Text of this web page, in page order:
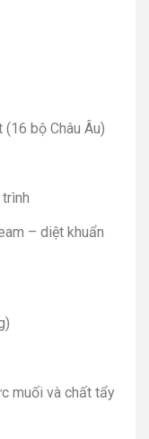
bộ Châu Âu)
– diệt khuẩn
muối và chất tẩy